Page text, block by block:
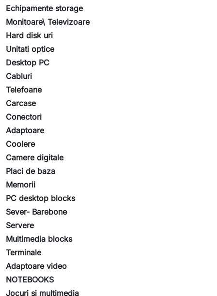
Echipamente storage
Monitoare\ Televizoare
Hard disk uri
Unitati optice
Desktop PC
Cabluri
Telefoane
Carcase
Conectori
Adaptoare
Coolere
Camere digitale
Placi de baza
Memorii
PC desktop blocks
Sever- Barebone
Servere
Multimedia blocks
Terminale
Adaptoare video
NOTEBOOKS
Jocuri si multimedia